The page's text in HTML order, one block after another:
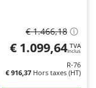
€ 1.466,18
€ 1.099,64 TVA
Inclus
R-76
€ 916,37 Hors taxes (HT)